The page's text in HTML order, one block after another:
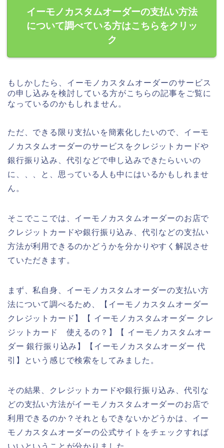
イーモノカスタムオーダーの支払い方法
について調べている方はこちらをクリッ
ク
もしかしたら、イーモノカスタムオーダーのサービス
の申し込みを検討している方がこちらの記事をご覧に
なっているのかもしれません。
ただ、できる限り支払いを簡素化したいので、イーモ
ノカスタムオーダーのサービスをクレジットカードや
銀行振り込み、代引などで申し込みできたらいいの
に、、、と、思っている人も中にはいるかもしれませ
ん。
そこでここでは、イーモノカスタムオーダーのお店で
クレジットカードや銀行振り込み、代引などの支払い
方法が利用できるのかどうかを分かりやすく解説させ
ていただきます。
まず、私自身、イーモノカスタムオーダーの支払い方
法について調べるため、【イーモノカスタムオーダー
クレジットカード】【 イーモノカスタムオーダー クレ
ジットカード 使えるの？】【 イーモノカスタムオー
ダー 銀行振り込み】【イーモノカスタムオーダー 代
引】という感じで検索をしてみました。
その結果、クレジットカードや銀行振り込み、代引な
どの支払い方法がイーモノカスタムオーダーのお店で
利用できるのか？それともできないかどうかは、イー
モノカスタムオーダーの公式サイトをチェックすれば